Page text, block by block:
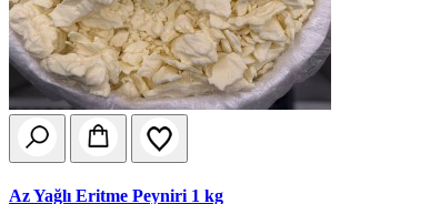
Az Yağlı Eritme Peyniri 1 kg